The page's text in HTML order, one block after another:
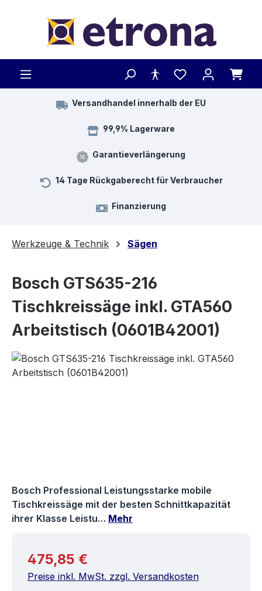
Versandhandel innerhalb der EU
99,9% Lagerware
Garantieverlängerung
14 Tage Rückgaberecht für Verbraucher
Finanzierung
Werkzeuge & Technik Sägen
Bosch GTS635-216
Tischkreissäge inkl. GTA560
Arbeitstisch (0601B42001)
Bildergalerie überspringen
Bosch Professional Leistungsstarke mobile
Tischkreissäge mit der besten Schnittkapazität
ihrer Klasse Leistu… Mehr
Regulärer Preis:
475,85 €
Preise inkl. MwSt. zzgl. Versandkosten